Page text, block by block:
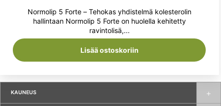
KAUNEUS
hinta
oli:
29,99 €.
hinta
on:
28,90 €.
Normolip 5 Forte – Tehokas yhdistelmä kolesterolin
hallintaan Normolip 5 Forte on huolella kehitetty
ravintolisä,...
Lisää ostoskoriin